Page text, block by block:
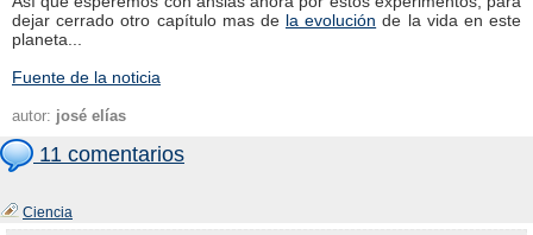
dejar cerrado otro capítulo mas de la evolución de la vida en este
planeta...
Fuente de la noticia
autor: josé elías
11 comentarios
Ciencia